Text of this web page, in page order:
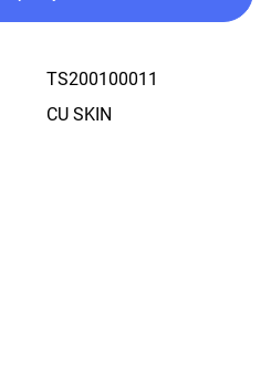
TS200100011
CU SKIN